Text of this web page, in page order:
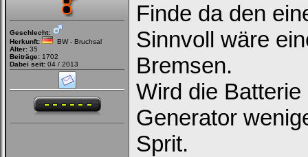
Geschlecht:
Herkunft:
BW - Bruchsal
Alter: 35
Beiträge: 1702
Dabei seit: 04 / 2013
Finde da den
Sinnvoll wäre
Bremsen.
Wird die
Generator
Sprit.